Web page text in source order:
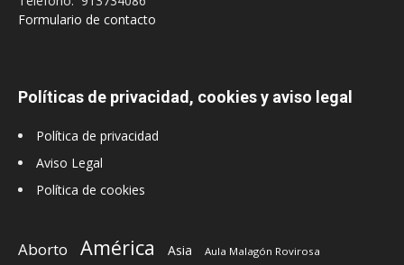
Formulario de contacto
Políticas de privacidad, cookies y aviso legal
Política de privacidad
Aviso Legal
Política de cookies
Aborto América Asia Aula Malagón Rovirosa